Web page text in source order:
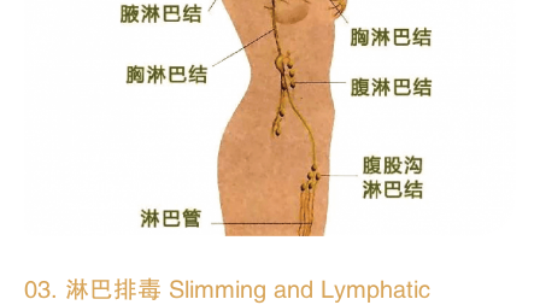
03. 淋巴排毒 Slimming and Lymphatic